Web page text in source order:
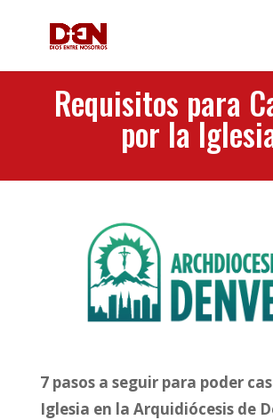
Requisitos para
por la
7 pasos a seguir para poder
Iglesia en la Arquidiócesis de